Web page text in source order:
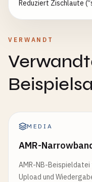
Reduziert Zischlaute
VERWANDT
MEDIA
AMR-
AMR-NB-
Upload und